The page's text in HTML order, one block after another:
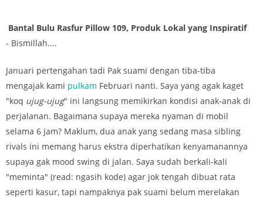
Bantal Bulu Rasfur Pillow 109, Produk Lokal yang Inspiratif
- Bismillah....
Januari pertengahan tadi Pak suami dengan tiba-tiba
mengajak kami pulkam Februari nanti. Saya yang agak kaget
"koq ujug-ujug" ini langsung memikirkan kondisi anak-anak di
perjalanan. Bagaimana supaya mereka nyaman di mobil
selama 6 jam? Maklum, dua anak yang sedang masa sibling
rivals ini memang harus ekstra diperhatikan kenyamanannya
supaya gak mood swing di jalan. Saya sudah berkali-kali
"meminta" (read: ngasih kode) agar jok tengah dibuat rata
seperti kasur, tapi nampaknya pak suami belum merelakan